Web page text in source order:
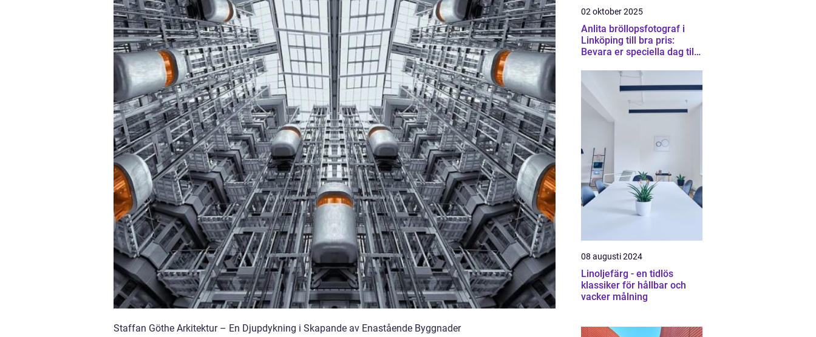
Staffan Göthe Arkitektur – En Djupdykning i Skapande av Enastående Byggnader
02 oktober 2025
Anlita bröllopsfotograf i
Linköping till bra pris:
Bevara er speciella dag till
08 augusti 2024
Linoljefärg - en tidlös
klassiker för hållbar och
vacker målning